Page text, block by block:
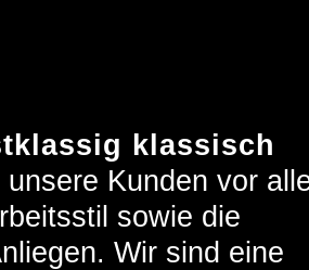
klassisch
Kunden vor
sowie die
Wir sind eine